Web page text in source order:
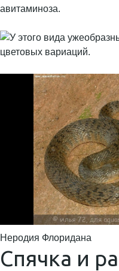
авитаминоза.
Неродия Флоридана
Спячка и